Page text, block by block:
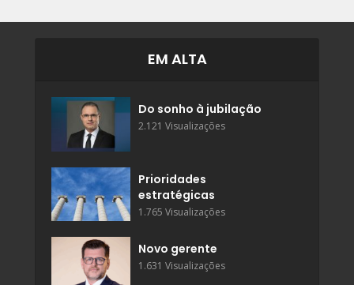
EM ALTA
Do sonho à jubilação
2.121 Visualizações
Prioridades
estratégicas
1.765 Visualizações
Novo gerente
1.631 Visualizações